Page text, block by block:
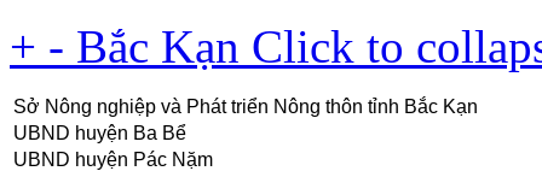
+ - Bắc Kạn Click to
Sở Nông nghiệp và Phát triển Nông thôn tỉnh Bắc Kạn
UBND huyện Ba Bể
UBND huyện Pác Nặm